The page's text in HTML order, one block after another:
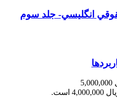
انگليسي- جلد سوم
قیمت اصلی ریال 5,000,000
است.